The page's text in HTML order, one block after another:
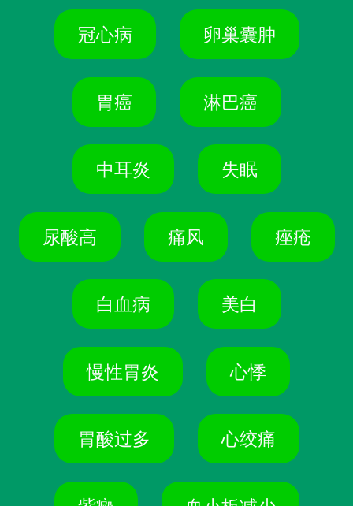
冠心病 卵巢囊肿
胃癌 淋巴癌
中耳炎 失眠
尿酸高 痛风 痤疮
白血病 美白
慢性胃炎 心悸
胃酸过多 心绞痛